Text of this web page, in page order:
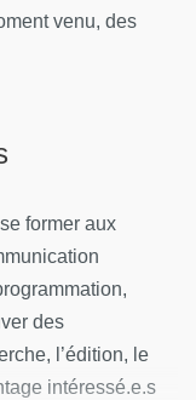
venu, des
former aux
des
l’édition, le
intéressé.e.s